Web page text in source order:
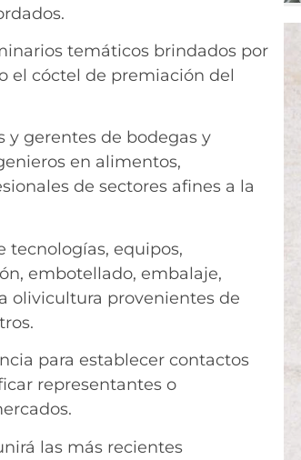
temáticos brindados por
el cóctel de premiación del
y gerentes de bodegas y
en alimentos,
de sectores afines a la
tecnologías, equipos,
embotellado, embalaje,
olivicultura provenientes de
para establecer contactos
representantes o
las más recientes